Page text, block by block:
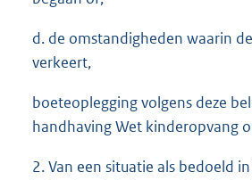
d. de omstandigheden waarin
verkeert,
boeteoplegging volgens deze
handhaving Wet kinderopvang
2. Van een situatie als bedoeld